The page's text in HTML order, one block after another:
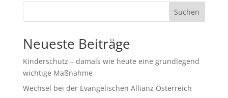
Suchen
Neueste Beiträge
Kinderschutz – damals wie heute eine grundlegend
wichtige Maßnahme
Wechsel bei der Evangelischen Allianz Österreich